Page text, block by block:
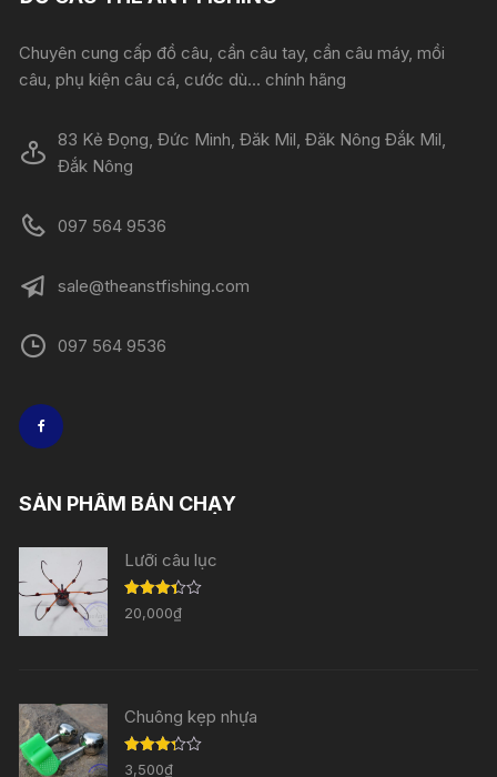
Chuyên cung cấp đồ câu, cần câu tay, cần câu máy, mồi
câu, phụ kiện câu cá, cước dù... chính hãng
83 Kẻ Đọng, Đức Minh, Đăk Mil, Đăk Nông Đắk Mil,
Đắk Nông
097 564 9536
sale@theanstfishing.com
097 564 9536
SẢN PHẨM BÁN CHẠY
Lưỡi câu lục
Được
xếp
20,000₫
Chuông kẹp nhựa
Được
3,500₫